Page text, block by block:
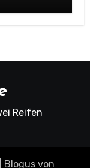
Reifen
Blogus von